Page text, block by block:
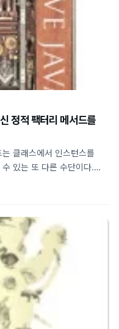
} } 컴파일 후 public
팩터리 메서드를
클래스에서 인스턴스를
있는 또 다른 수단이다.
이 인스턴스를 생성할 수
점 그럼 생성자 대신 정적
을까? 책에서는 크게
스턴스를 생성하는 메서드가
고 정확하게 묘사할 수
의 proba..